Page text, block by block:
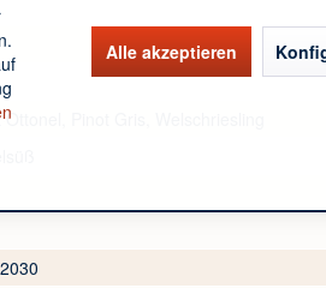
Pinot Gris, Welschriesling
Alle akzeptieren